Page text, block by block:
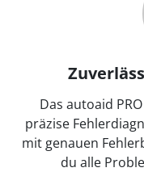
Das autoaid
präzise
mit genauen
du alle